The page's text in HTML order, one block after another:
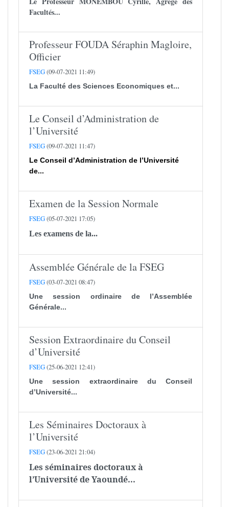
Facultés...
Professeur FOUDA Séraphin Magloire,
Officier
FSEG(09-07-2021 11:49)
La Faculté des Sciences Economiques et...
Le Conseil d’Administration de
l’Université
FSEG(09-07-2021 11:47)
Le Conseil d’Administration de l’Université
de...
Examen de la Session Normale
FSEG(05-07-2021 17:05)
Les examens de la...
Assemblée Générale de la FSEG
FSEG(03-07-2021 08:47)
Une session ordinaire de l’Assemblée
Générale...
Session Extraordinaire du Conseil
d’Université
FSEG(25-06-2021 12:41)
Une session extraordinaire du Conseil
d’Université...
Les Séminaires Doctoraux à
l’Université
FSEG(23-06-2021 21:04)
Les séminaires doctoraux à
l’Université de Yaoundé...